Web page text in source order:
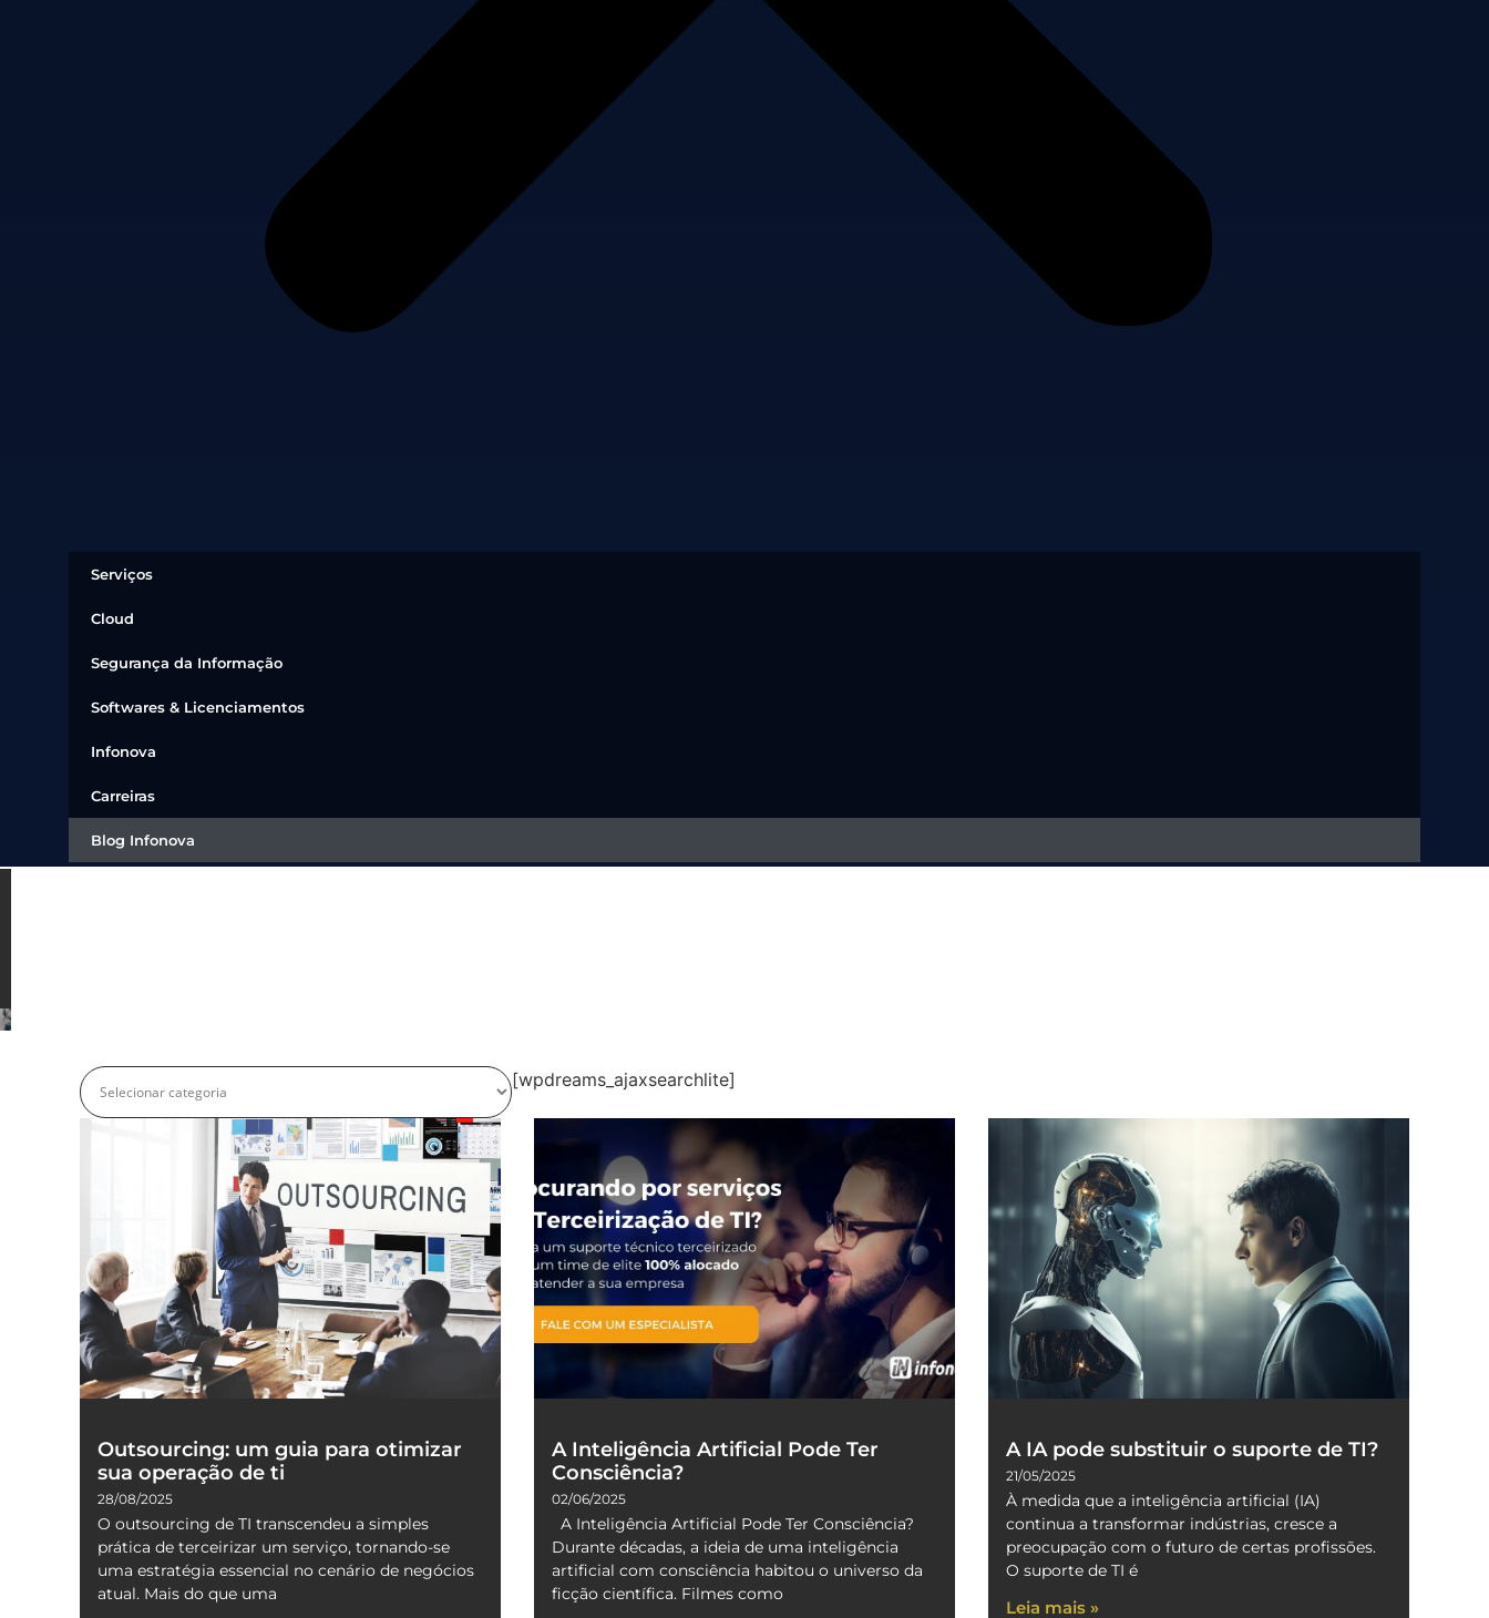
Serviços
Cloud
Segurança da Informação
Softwares & Licenciamentos
Infonova
Carreiras
Blog Infonova
[wpdreams_ajaxsearchlite]
Outsourcing: um guia para otimizar
sua operação de ti
28/08/2025
O outsourcing de TI transcendeu a simples
prática de terceirizar um serviço, tornando-se
uma estratégia essencial no cenário de negócios
atual. Mais do que uma
A Inteligência Artificial Pode Ter
Consciência?
02/06/2025
A Inteligência Artificial Pode Ter Consciência?
Durante décadas, a ideia de uma inteligência
artificial com consciência habitou o universo da
ficção científica. Filmes como
A IA pode substituir o suporte de TI?
21/05/2025
À medida que a inteligência artificial (IA)
continua a transformar indústrias, cresce a
preocupação com o futuro de certas profissões.
O suporte de TI é
Leia mais »